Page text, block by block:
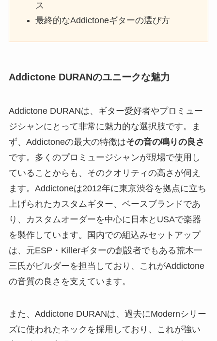
ス
最終的なAddictoneギターの選び方
Addictone DURANのユニークな魅力
Addictone DURANは、ギター愛好者やプロミュー
ジシャンにとって非常に魅力的な選択肢です。ま
ず、Addictoneの最大の特徴はその音の鳴りの良さ
です。多くのプロミュージシャンが現場で使用し
ていることからも、そのクオリティの高さが伺え
ます。Addictoneは2012年に東京渋谷を拠点に立ち
上げられたカスタムギター、ベースブランドであ
り、カスタムオーダーを中心に日本とUSAで楽器
を製作しています。国内での組込みセットアップ
は、元ESP・Killerギターの創設者でもある荒木一
三氏がビルダーを担当しており、これがAddictone
の音質の良さを支えています。
また、Addictone DURANは、過去にModernシリー
ズに使われたネックを採用しており、これが強い